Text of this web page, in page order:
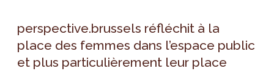
perspective.brussels réfléchit à la
place des femmes dans l’espace public
et plus particulièrement leur place